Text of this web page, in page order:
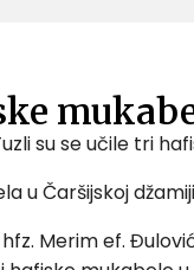
su se učile tri
u Čaršijskoj
Merim ef.